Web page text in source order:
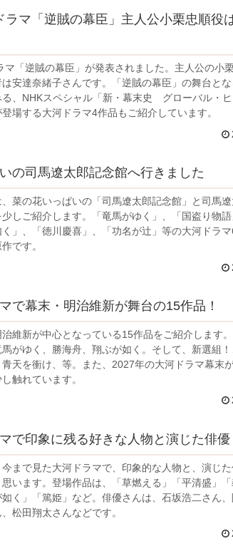
ラマ「逆賊の幕臣」主人公小栗忠順役
マ「逆賊の幕臣」が発表されました。主人公の小
安達奈緒子さんです。「逆賊の幕臣」の舞台と
、NHKスペシャル「新・幕末史 グローバル・ヒ
場する大河ドラマ4作品もご紹介しています。
の司馬遼太郎記念館へ行きました
菜の花いっぱいの「司馬遼太郎記念館」と司馬
しご紹介します。「竜馬がゆく」、「国盗り物
」、「徳川慶喜」、「功名が辻」等の大河ドラマ
です。
で幕末・明治維新が舞台の15作品！
維新が中心となっている15作品をご紹介します
がゆく、勝海舟、翔ぶが如く。そして、新選組
天を衝け、等。また、2027年の大河ドラマ幕末
触れています。
で印象に残る好きな人物と演じた俳優
まで見た大河ドラマで、印象的な人物と、演じ
います。登場作品は、「草燃える」「平清盛」
く」「篤姫」など。俳優さんは、石坂浩二さん、
松田翔太さんなどです。